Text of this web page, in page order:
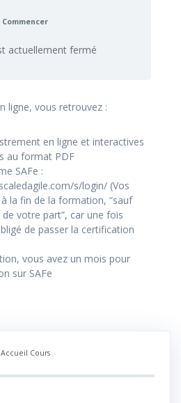
Commencer
actuellement fermé
ligne, vous retrouvez :
en ligne et interactives
au format PDF
SAFe :
s/login/ (Vos
la fin de la formation, “sauf
votre part”, car une fois
de passer la certification
vous avez un mois pour
sur SAFe
Accueil Cours